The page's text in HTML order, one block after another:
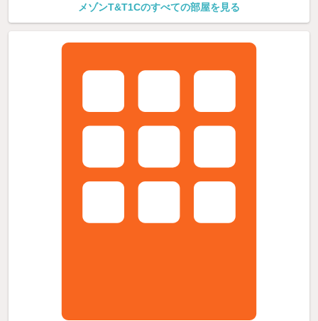
メゾンT&T1Cのすべての部屋を見る